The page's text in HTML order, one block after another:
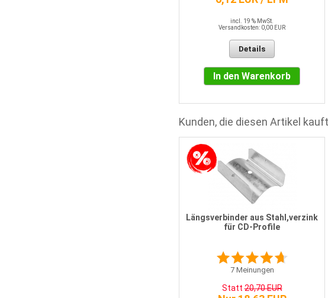
incl. 19 % MwSt.
Versandkosten: 0,00 EUR
Details
In den Warenkorb
Kunden, die diesen Artikel
Längsverbinder aus Stahl,verzink
für CD-Profile
7Meinungen
Statt20,70 EUR